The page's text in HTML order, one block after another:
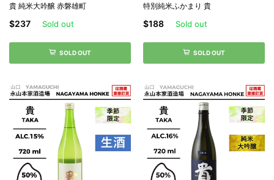
貴 純米大吟醸 赤磐雄町
$237 Sold out
SOLD OUT
特別純米ふかまり 貴
$188 Sold out
SOLD OUT